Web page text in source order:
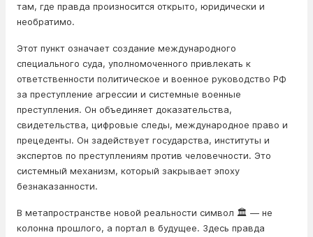
там, где правда произносится открыто, юридически и
необратимо.
Этот пункт означает создание международного
специального суда, уполномоченного привлекать к
ответственности политическое и военное руководство РФ
за преступление агрессии и системные военные
преступления. Он объединяет доказательства,
свидетельства, цифровые следы, международное право и
прецеденты. Он задействует государства, институты и
экспертов по преступлениям против человечности. Это
системный механизм, который закрывает эпоху
безнаказанности.
В метапространстве новой реальности символ 🏛️ — не
колонна прошлого, а портал в будущее. Здесь правда